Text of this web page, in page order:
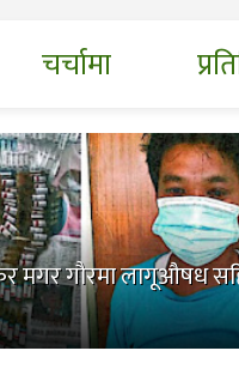
चर्चामा
मगर गाैरमा लागूऔषध